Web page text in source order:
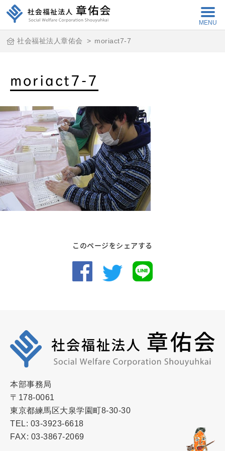
MENU
社会福祉法人章佑会 > moriact7-7
moriact7-7
このページをシェアする
本部事務局
〒178-0061
東京都練馬区大泉学園町8-30-30
TEL: 03-3923-6618
FAX: 03-3867-2069